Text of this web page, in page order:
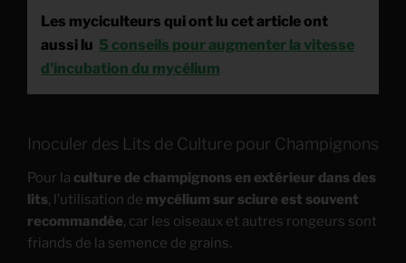
Les myciculteurs qui ont lu cet article ont
aussi lu 5 conseils pour augmenter la vitesse
d'incubation du mycélium
Inoculer des Lits de Culture pour Champignons
Pour la culture de champignons en extérieur dans des
lits, l’utilisation de mycélium sur sciure est souvent
recommandée, car les oiseaux et autres rongeurs sont
friands de la semence de grains.